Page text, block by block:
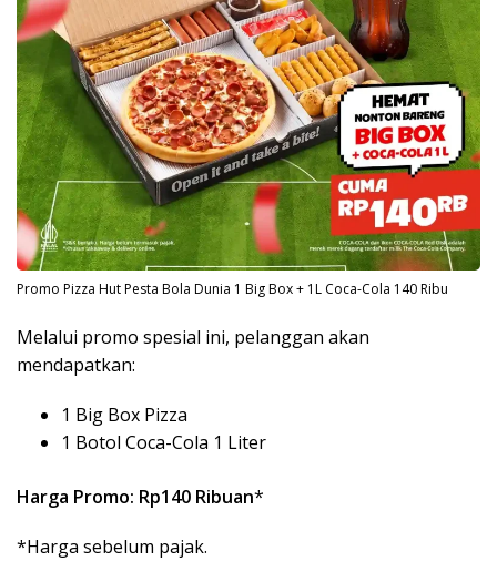
Promo Pizza Hut Pesta Bola Dunia 1 Big Box + 1L Coca-Cola 140 Ribu
Melalui promo spesial ini, pelanggan akan
mendapatkan:
1 Big Box Pizza
1 Botol Coca-Cola 1 Liter
Harga Promo: Rp140 Ribuan*
*Harga sebelum pajak.